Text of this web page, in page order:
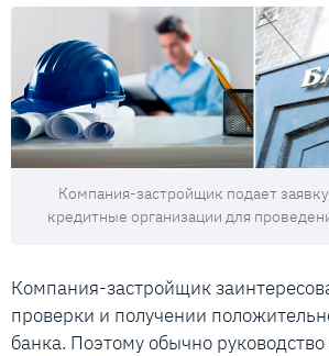
Компания-застройщик подает
кредитные организации для
Компания-застройщик
проверки и получении
банка. Поэтому обычно